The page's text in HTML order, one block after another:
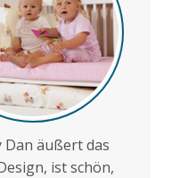
Dan äußert das
ist schön,